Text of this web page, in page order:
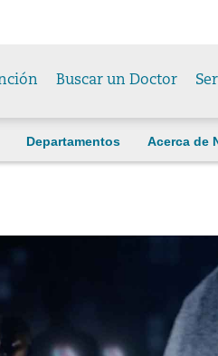
Buscar un Doctor
Departamentos Acerca de